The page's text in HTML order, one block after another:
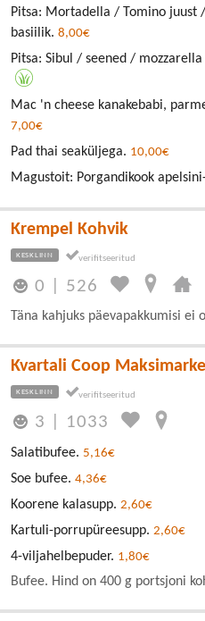
Pitsa: Mortadella / Tomino
basiilik. 8,00€
Pitsa: Sibul / seened /
Mac 'n cheese kanakebabi,
7,00€
Pad thai seaküljega. 10,00€
Magustoit: Porgandikook
Krempel Kohvik
KESKLINN
0 526
Täna kahjuks päevapakkumisi ei
Kvartali Coop
KESKLINN
3 1033
Salatibufee. 5,16€
Soe bufee. 4,36€
Koorene kalasupp. 2,60€
Kartuli-porrupüreesupp. 2,60€
4-viljahelbepuder. 1,80€
Bufee. Hind on 400 g portsjoni